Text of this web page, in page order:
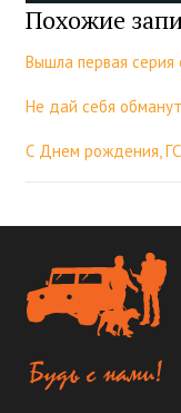
Похожие
Вышла первая
Не дай себя
С Днем рождения,